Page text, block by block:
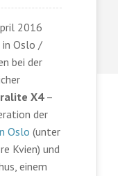
2016
Oslo /
bei der
X4–
der
Oslo (unter
Kvien) und
einem